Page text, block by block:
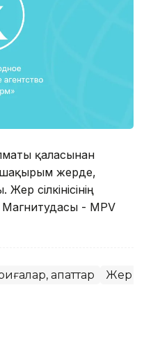
қаласынан
шақырым жерде,
сілкінісінің
Магнитудасы - MPV
апаттар Жер